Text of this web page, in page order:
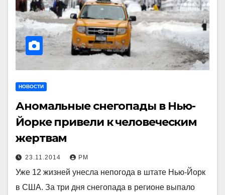
НОВОСТИ
Аномальные снегопады в Нью-
Йорке привели к человеческим
жертвам
23.11.2014 РМ
Уже 12 жизней унесла непогода в штате Нью-Йорк
в США. За три дня снегопада в регионе выпало